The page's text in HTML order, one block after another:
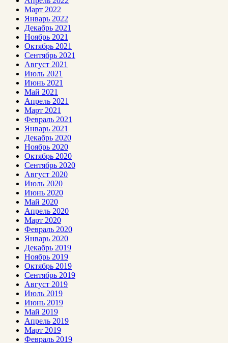
Март 2022
Январь 2022
Декабрь 2021
Ноябрь 2021
Октябрь 2021
Сентябрь 2021
Август 2021
Июль 2021
Июнь 2021
Май 2021
Апрель 2021
Март 2021
Февраль 2021
Январь 2021
Декабрь 2020
Ноябрь 2020
Октябрь 2020
Сентябрь 2020
Август 2020
Июль 2020
Июнь 2020
Май 2020
Апрель 2020
Март 2020
Февраль 2020
Январь 2020
Декабрь 2019
Ноябрь 2019
Октябрь 2019
Сентябрь 2019
Август 2019
Июль 2019
Июнь 2019
Май 2019
Апрель 2019
Март 2019
Февраль 2019